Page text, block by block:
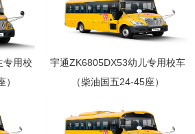
专用校
宇通ZK6805DX53幼儿专用校车
（柴油国五24-45座）